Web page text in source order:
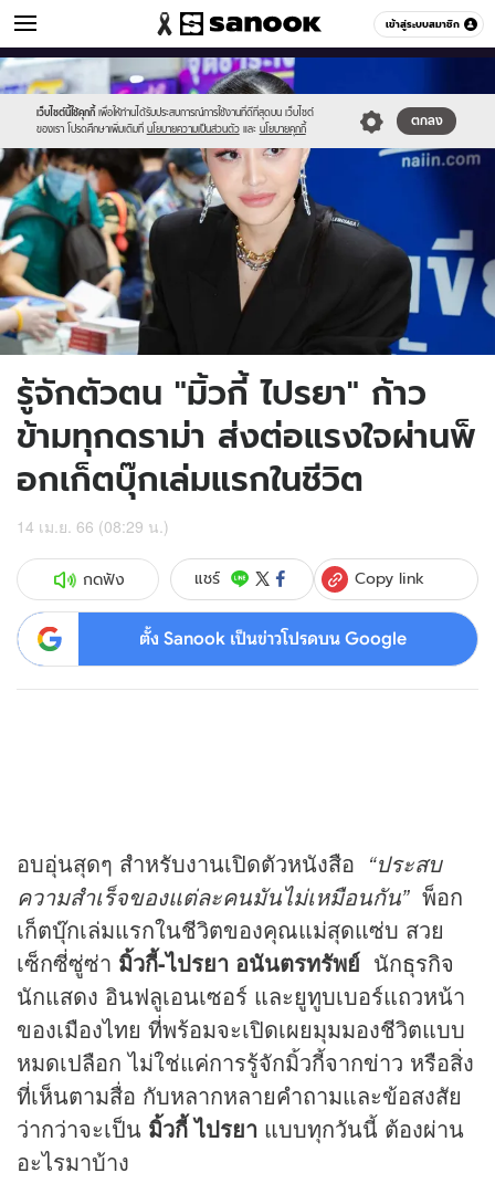
เข้าสู่ระบบสมาชิก
ข่าวบันเทิง หมวดอื่นๆ
เว็บไซต์นี้ใช้คุกกี้ เพื่อให้ท่านได้รับประสบการณ์การใช้งานที่ดีที่สุดบน เว็บไซต์
ของเรา โปรดศึกษาเพิ่มเติมที่ นโยบายความเป็นส่วนตัว และ นโยบายคุกกี้
ตกลง
Sanook
//s.isanook.com/sr/0/images/logo-
new-
sanook.png
600
60
//s.isanook.com/ns/0/ud/1764/8820310/m01.jpg
รู้จักตัวตน "มิ้วกี้ ไปรยา" ก้าว
ข้ามทุกดราม่า ส่งต่อแรงใจผ่านพ็
อกเก็ตบุ๊กเล่มแรกในชีวิต
14 เม.ย. 66 (08:29 น.)
กดฟัง แชร์ Copy link
ตั้ง Sanook เป็นข่าวโปรดบน Google
อบอุ่นสุดๆ สำหรับงานเปิดตัวหนังสือ “ประสบ
ความสำเร็จของแต่ละคนมันไม่เหมือนกัน” พ็อก
เก็ตบุ๊กเล่มแรกในชีวิตของคุณแม่สุดแซ่บ สวย
เซ็กซี่ซู่ซ่า มิ้วกี้-ไปรยา อนันตรทรัพย์ นักธุรกิจ
นักแสดง อินฟลูเอนเซอร์ และยูทูบเบอร์แถวหน้า
ของเมืองไทย ที่พร้อมจะเปิดเผยมุมมองชีวิตแบบ
หมดเปลือก ไม่ใช่แค่การรู้จักมิ้วกี้จากข่าว หรือสิ่ง
ที่เห็นตามสื่อ กับหลากหลายคำถามและข้อสงสัย
ว่ากว่าจะเป็น มิ้วกี้ ไปรยา แบบทุกวันนี้ ต้องผ่าน
อะไรมาบ้าง